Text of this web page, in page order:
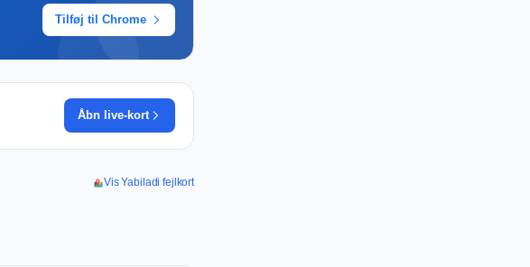
Tilføj til Chrome
Åbn live-kort
Vis Yabiladi fejlkort